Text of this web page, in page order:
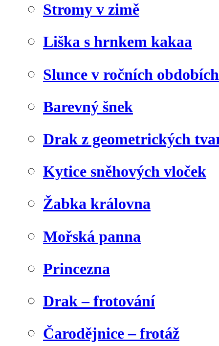
Stromy v zimě
Liška s hrnkem kakaa
Slunce v ročních obdobích
Barevný šnek
Drak z geometrických
Kytice sněhových vloček
Žabka královna
Mořská panna
Princezna
Drak – frotování
Čarodějnice – frotáž